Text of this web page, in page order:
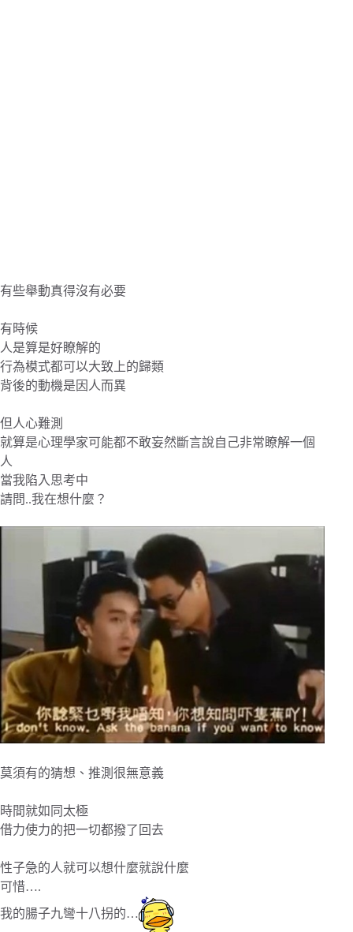
有些舉動真得沒有必要
有時候
人是算是好瞭解的
行為模式都可以大致上的歸類
背後的動機是因人而異
但人心難測
就算是心理學家可能都不敢妄然斷言說自己非常瞭解一個
人
當我陷入思考中
請問..我在想什麼？
莫須有的猜想、推測很無意義
時間就如同太極
借力使力的把一切都撥了回去
性子急的人就可以想什麼就說什麼
可惜….
我的腸子九彎十八拐的…